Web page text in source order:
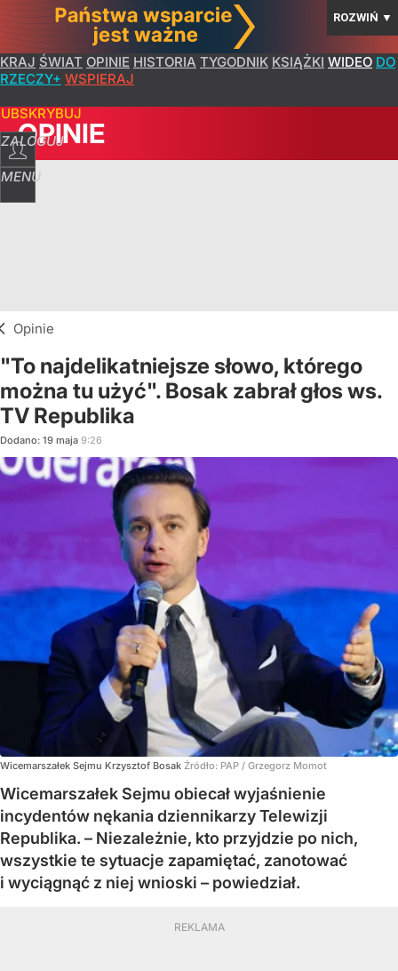
ROZWIŃ ▼
KRAJ ŚWIAT OPINIE HISTORIA TYGODNIK KSIĄŻKI WIDEO DO
RZECZY+ WSPIERAJ
ZALOGUJ
MENU
OPINIE
Opinie
"To najdelikatniejsze słowo, którego
można tu użyć". Bosak zabrał głos ws.
TV Republika
Dodano: 19 maja 9:26
Wicemarszałek Sejmu Krzysztof Bosak Źródło: PAP / Grzegorz Momot
Wicemarszałek Sejmu obiecał wyjaśnienie
incydentów nękania dziennikarzy Telewizji
Republika. – Niezależnie, kto przyjdzie po nich,
wszystkie te sytuacje zapamiętać, zanotować
i wyciągnąć z niej wnioski – powiedział.